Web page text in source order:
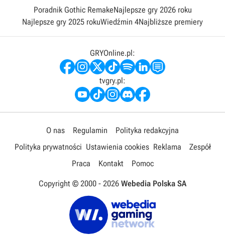
Poradnik Gothic RemakeNajlepsze gry 2026 roku
Najlepsze gry 2025 rokuWiedźmin 4Najbliższe premiery
GRYOnline.pl:
tvgry.pl:
O nas Regulamin
Polityka redakcyjna
Polityka prywatności Ustawienia cookies Reklama
Zespół
Praca
Kontakt Pomoc
Copyright © 2000 - 2026 Webedia Polska SA